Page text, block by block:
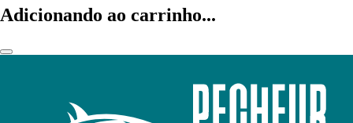
Adicionando ao carrinho...